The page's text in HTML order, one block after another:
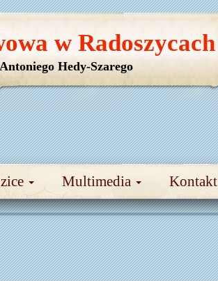
Multimedia Kontakt
w Radoszycach
Hedy-Szarego